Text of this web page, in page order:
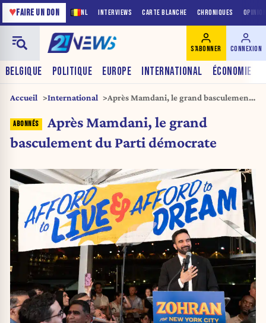
NL INTERVIEWS CARTE BLANCHE CHRONIQUES
♥FAIRE UN DON
BELGIQUE POLITIQUE EUROPE INTERNATIONAL ÉCONOMIE
S'ABONNER CONNEXION
Accueil International
Après Mamdani, le grand basculement
Après Mamdani, le grand
basculement du Parti démocrate